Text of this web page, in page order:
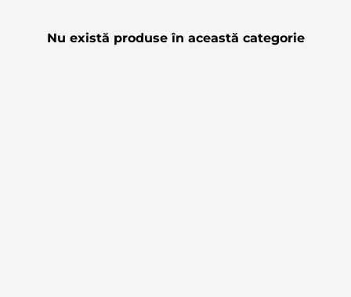
Nu există produse în această categorie